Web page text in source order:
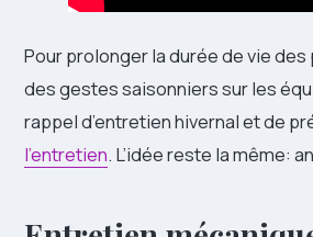
Pour prolonger la durée de vie
des gestes saisonniers sur les
rappel d’entretien hivernal et de
l’entretien. L’idée reste la même: